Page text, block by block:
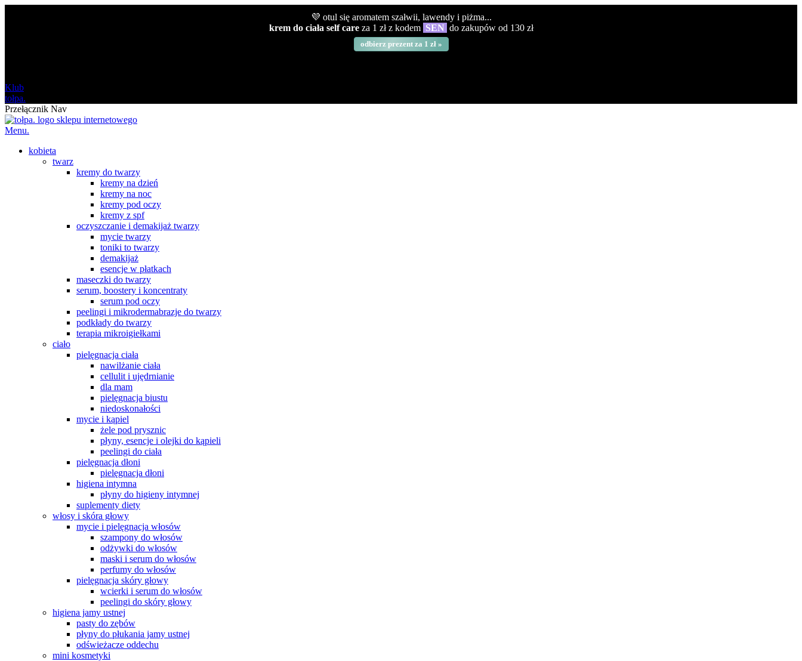
💜 otul się aromatem szałwii, lawendy i piżma...
krem do ciała self careza 1 zł z kodem SEN do zakupów od 130 zł
odbierz prezent za 1 zł »
Klub
tołpa.
Przełącznik Nav
Menu.
kobieta
twarz
kremy do twarzy
kremy na dzień
kremy na noc
kremy pod oczy
kremy z spf
oczyszczanie i demakijaż twarzy
mycie twarzy
toniki to twarzy
demakijaż
esencje w płatkach
maseczki do twarzy
serum, boostery i koncentraty
serum pod oczy
peelingi i mikrodermabrazje do twarzy
podkłady do twarzy
terapia mikroigiełkami
ciało
pielęgnacja ciała
nawilżanie ciała
cellulit i ujędrnianie
dla mam
pielęgnacja biustu
niedoskonałości
mycie i kąpiel
żele pod prysznic
płyny, esencje i olejki do kąpieli
peelingi do ciała
pielęgnacja dłoni
pielęgnacja dłoni
higiena intymna
płyny do higieny intymnej
suplementy diety
włosy i skóra głowy
mycie i pielęgnacja włosów
szampony do włosów
odżywki do włosów
maski i serum do włosów
perfumy do włosów
pielęgnacja skóry głowy
wcierki i serum do włosów
peelingi do skóry głowy
higiena jamy ustnej
pasty do zębów
płyny do płukania jamy ustnej
odświeżacze oddechu
mini kosmetyki